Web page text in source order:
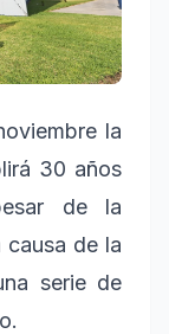
la
30 años
de la
causa de la
serie de